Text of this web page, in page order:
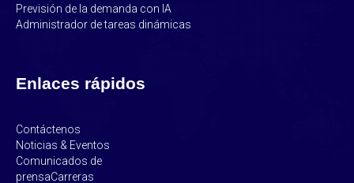
Previsión de la demanda con IA
Administrador de tareas dinámicas
Enlaces rápidos
Contáctenos
Noticias & Eventos
Comunicados de
prensaCarreras